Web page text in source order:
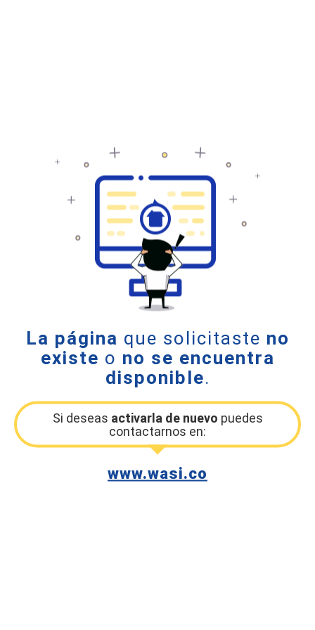
La página que solicitaste no
existe o no se encuentra
disponible.
Si deseas activarla de nuevo puedes
contactarnos en:
www.wasi.co